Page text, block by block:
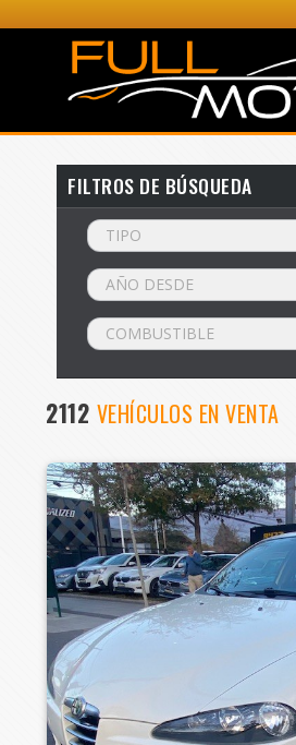
FILTROS DE BÚSQUEDA
2112 VEHÍCULOS EN VENTA